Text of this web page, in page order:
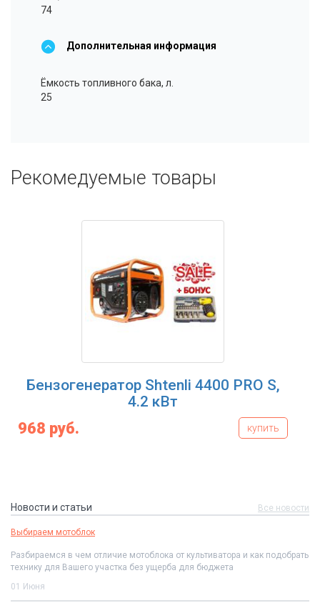
74
Дополнительная информация
Ёмкость топливного бака, л.
25
Рекомедуемые товары
Бензогенератор Shtenli 4400 PRO S,
4.2 кВт
968 руб. купить
Новости и статьи Все новости
Выбираем мотоблок
Разбираемся в чем отличие мотоблока от культиватора и как подобрать
технику для Вашего участка без ущерба для бюджета
01 Июня